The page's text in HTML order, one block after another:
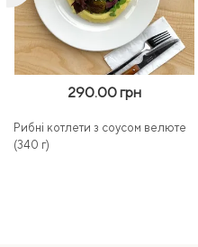
290.00 грн
Рибні котлети з соусом велюте
(340 г)